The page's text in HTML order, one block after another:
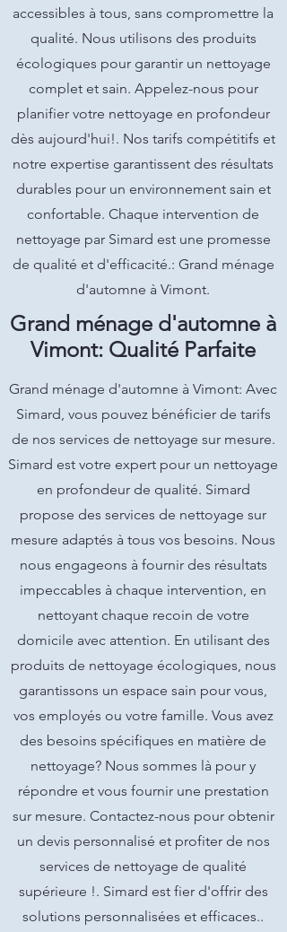
accessibles à tous, sans compromettre la
qualité. Nous utilisons des produits
écologiques pour garantir un nettoyage
complet et sain. Appelez-nous pour
planifier votre nettoyage en profondeur
dès aujourd'hui!. Nos tarifs compétitifs et
notre expertise garantissent des résultats
durables pour un environnement sain et
confortable. Chaque intervention de
nettoyage par Simard est une promesse
de qualité et d'efficacité.: Grand ménage
d'automne à Vimont.
Grand ménage d'automne à
Vimont: Qualité Parfaite
Grand ménage d'automne à Vimont: Avec
Simard, vous pouvez bénéficier de tarifs
de nos services de nettoyage sur mesure.
Simard est votre expert pour un nettoyage
en profondeur de qualité. Simard
propose des services de nettoyage sur
mesure adaptés à tous vos besoins. Nous
nous engageons à fournir des résultats
impeccables à chaque intervention, en
nettoyant chaque recoin de votre
domicile avec attention. En utilisant des
produits de nettoyage écologiques, nous
garantissons un espace sain pour vous,
vos employés ou votre famille. Vous avez
des besoins spécifiques en matière de
nettoyage? Nous sommes là pour y
répondre et vous fournir une prestation
sur mesure. Contactez-nous pour obtenir
un devis personnalisé et profiter de nos
services de nettoyage de qualité
supérieure !. Simard est fier d'offrir des
solutions personnalisées et efficaces..